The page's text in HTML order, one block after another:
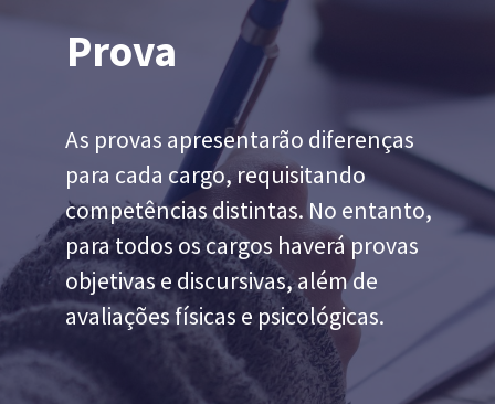
Prova
As provas apresentarão diferenças
para cada cargo, requisitando
competências distintas. No entanto,
para todos os cargos haverá provas
objetivas e discursivas, além de
avaliações físicas e psicológicas.